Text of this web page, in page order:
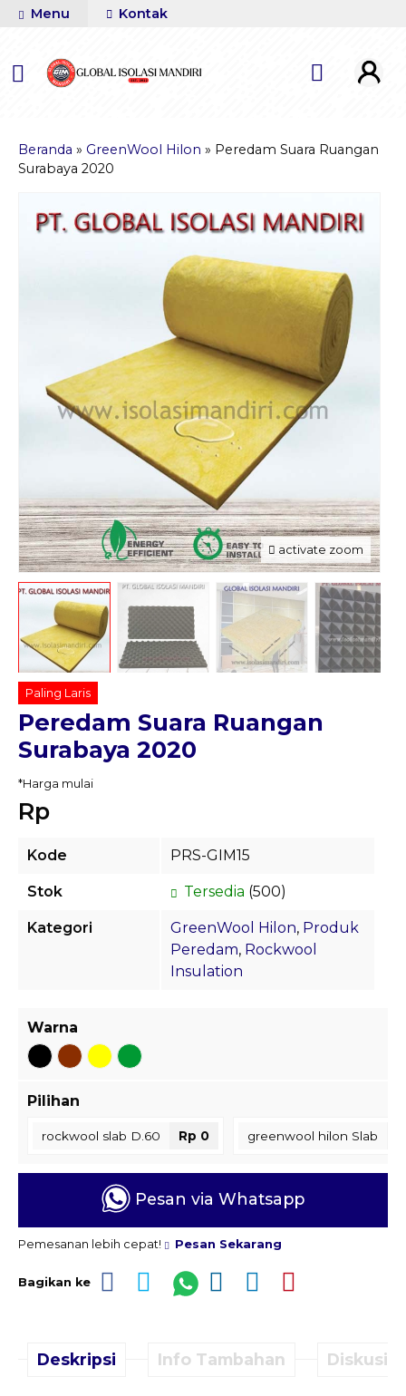
Menu Kontak
Beranda » GreenWool Hilon » Peredam Suara Ruangan
Surabaya 2020
activate zoom
Paling Laris
Peredam Suara Ruangan
Surabaya 2020
*Harga mulai
Rp
Kode PRS-GIM15
Stok Tersedia (500)
Kategori GreenWool Hilon, Produk
Peredam, Rockwool
Insulation
Warna
Pilihan
rockwool slab D.60 Rp 0 greenwool hilon Slab
Pesan via Whatsapp
Pemesanan lebih cepat! Pesan Sekarang
Bagikan ke
Deskripsi Info Tambahan Diskusi